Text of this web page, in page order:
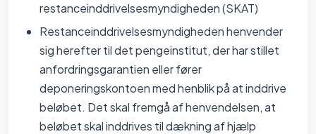
restanceinddrivelsesmyndigheden (SKAT)
Restanceinddrivelsesmyndigheden henvender
sig herefter til det pengeinstitut, der har stillet
anfordringsgarantien eller fører
deponeringskontoen med henblik på at inddrive
beløbet. Det skal fremgå af henvendelsen, at
beløbet skal inddrives til dækning af hjælp